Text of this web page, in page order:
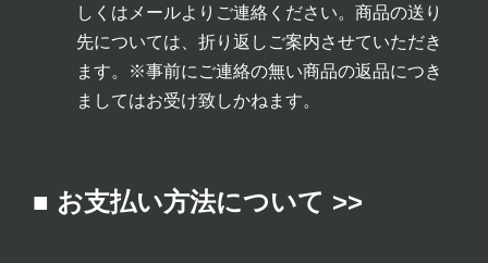
しくはメールよりご連絡ください。商品の送り
先については、折り返しご案内させていただき
ます。
※事前にご連絡の無い商品の返品につき
ましてはお受け致しかねます。
■ お支払い方法について >>